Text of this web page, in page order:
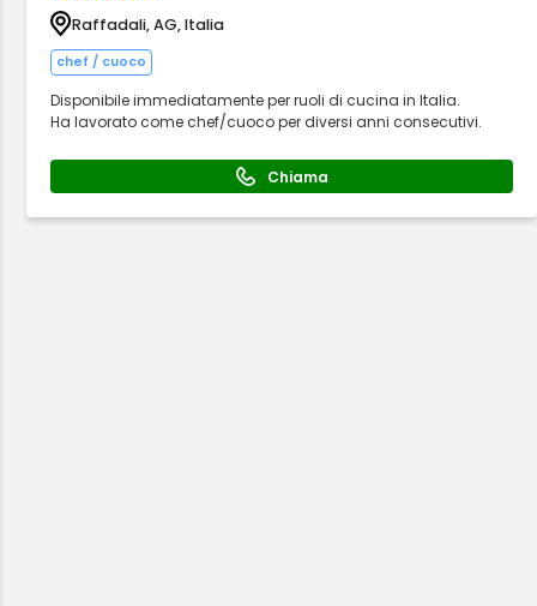
Raffadali, AG, Italia
chef / cuoco
Disponibile immediatamente per ruoli di cucina in Italia.
Ha lavorato come chef/cuoco per diversi anni consecutivi.
Chiama